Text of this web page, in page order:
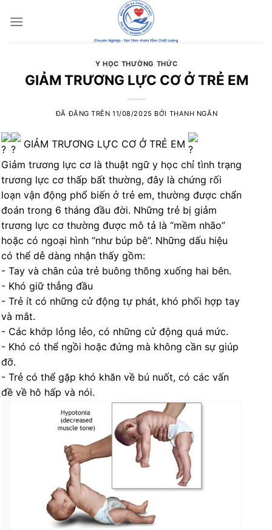
đến
Y HỌC THƯỜNG THỨC
GIẢM TRƯƠNG LỰC CƠ Ở TRẺ EM
ĐÃ ĐĂNG TRÊN11/08/2025 BỞI THANH NGÂN
GIẢM TRƯƠNG LỰC CƠ Ở TRẺ EM
Giảm trương lực cơ là thuật ngữ y học chỉ tình trạng
trương lực cơ thấp bất thường, đây là chứng rối
loạn vận động phổ biến ở trẻ em, thường được chẩn
đoán trong 6 tháng đầu đời. Những trẻ bị giảm
trương lực cơ thường được mô tả là “mềm nhão”
hoặc có ngoại hình “như búp bê”. Những dấu hiệu
có thể dễ dàng nhận thấy gồm:
️- Tay và chân của trẻ buông thõng xuống hai bên.
️- Khó giữ thẳng đầu
️- Trẻ ít có những cử động tự phát, khó phối hợp tay
và mắt.
️- Các khớp lỏng lẻo, có những cử động quá mức.
️- Khó có thể ngồi hoặc đứng mà không cần sự giúp
đỡ.
️- Trẻ có thể gặp khó khăn về bú nuốt, có các vấn
đề về hô hấp và nói.